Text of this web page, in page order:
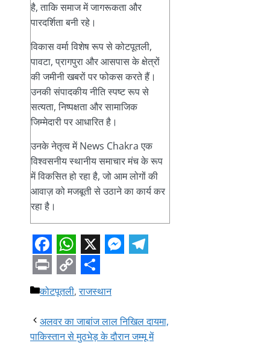
है, ताकि समाज में जागरूकता और
पारदर्शिता बनी रहे।
विकास वर्मा विशेष रूप से कोटपूतली,
पावटा, प्रागपुरा और आसपास के क्षेत्रों
की जमीनी खबरों पर फोकस करते हैं।
उनकी संपादकीय नीति स्पष्ट रूप से
सत्यता, निष्पक्षता और सामाजिक
जिम्मेदारी पर आधारित है।
उनके नेतृत्व में News Chakra एक
विश्वसनीय स्थानीय समाचार मंच के रूप
में विकसित हो रहा है, जो आम लोगों की
आवाज़ को मजबूती से उठाने का कार्य कर
रहा है।
Facebook
WhatsApp
X
PrintCopy
Link
Share
Categories
कोटपूतली,राजस्थान
अलवर का जाबांज लाल निखिल दायमा,
पाकिस्तान से मुठभेड़ के दौरान जम्मू में